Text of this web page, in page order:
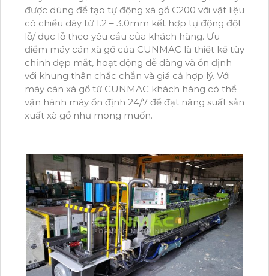
được dùng để tạo tự động xà gồ C200 với vật liệu
có chiều dày từ 1.2 – 3.0mm kết hợp tự động đột
lỗ/ đục lỗ theo yêu cầu của khách hàng. Ưu
điểm máy cán xà gồ của CUNMAC là thiết kế tùy
chỉnh đẹp mắt, hoạt động dễ dàng và ổn định
với khung thân chắc chắn và giá cả hợp lý. Với
máy cán xà gồ từ CUNMAC khách hàng có thể
vận hành máy ổn định 24/7 để đạt năng suất sản
xuất xà gồ như mong muốn.